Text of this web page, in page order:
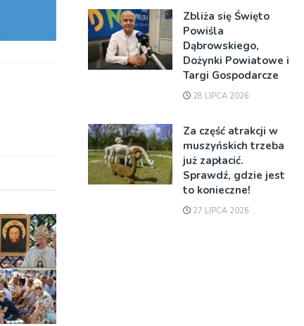
Zbliża się Święto
Powiśla
Dąbrowskiego,
Dożynki Powiatowe i
Targi Gospodarcze
28 LIPCA 2026
Za część atrakcji w
muszyńskich trzeba
już zapłacić.
Sprawdź, gdzie jest
to konieczne!
27 LIPCA 2026